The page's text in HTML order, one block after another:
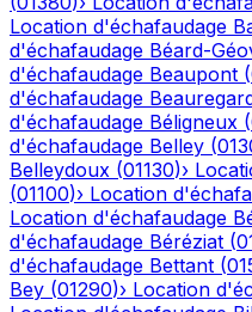
Location d'échafaudage
d'échafaudage Béard-
d'échafaudage Beaupont (
d'échafaudage
d'échafaudage Béligneux (
d'échafaudage Belley (
Belleydoux (01130)›
(01100)› Location
Location d'échafaudage
d'échafaudage Béréziat (
d'échafaudage Bettant (
Bey (01290)› Location